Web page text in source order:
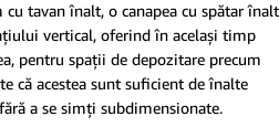
tavan înalt, o canapea cu spătar înalt
vertical, oferind în același timp
pentru spații de depozitare precum
că acestea sunt suficient de înalte
a se simți subdimensionate.